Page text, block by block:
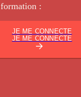
formation :
JE ME CONNECTE
JE ME CONNECTE